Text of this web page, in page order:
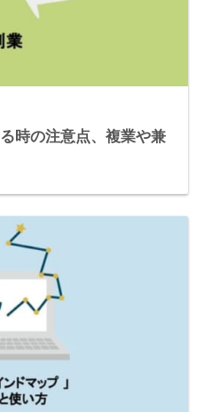
時の注意点、複業や兼